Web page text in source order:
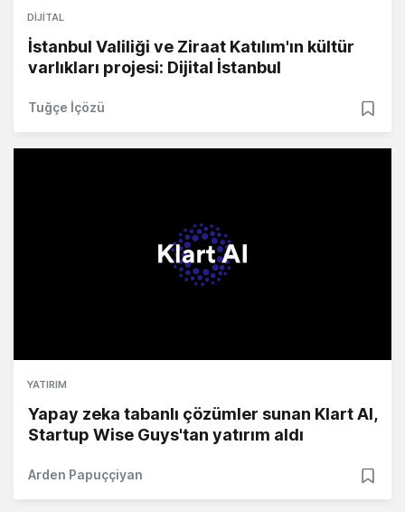
DIJITAL
İstanbul Valiliği ve Ziraat Katılım'ın kültür
varlıkları projesi: Dijital İstanbul
Tuğçe İçözü
YATIRIM
Yapay zeka tabanlı çözümler sunan Klart AI,
Startup Wise Guys'tan yatırım aldı
Arden Papuççiyan